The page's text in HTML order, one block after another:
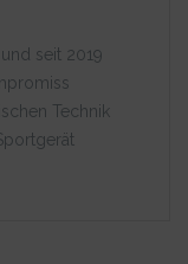
seit 2019
Technik